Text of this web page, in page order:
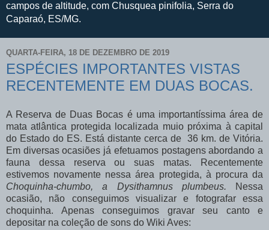
campos de altitude, com Chusquea pinifolia, Serra do
Caparaó, ES/MG.
QUARTA-FEIRA, 18 DE DEZEMBRO DE 2019
ESPÉCIES IMPORTANTES VISTAS
RECENTEMENTE EM DUAS BOCAS.
A Reserva de Duas Bocas é uma importantíssima área de
mata atlântica protegida localizada muio próxima à capital
do Estado do ES. Está distante cerca de 36 km. de Vitória.
Em diversas ocasiões já efetuamos postagens abordando a
fauna dessa reserva ou suas matas. Recentemente
estivemos novamente nessa área protegida, à procura da
Choquinha-chumbo, a Dysithamnus plumbeus.
Nessa
ocasião, não conseguimos visualizar e fotografar essa
choquinha. Apenas conseguimos gravar seu canto e
depositar na coleção de sons do Wiki Aves: